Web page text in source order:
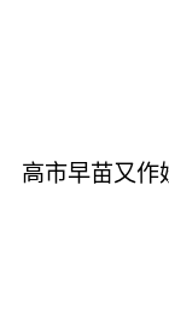
高市早苗又作